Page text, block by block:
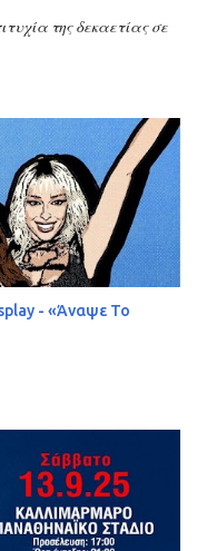
της δεκαετίας σε
- «Άναψε Το